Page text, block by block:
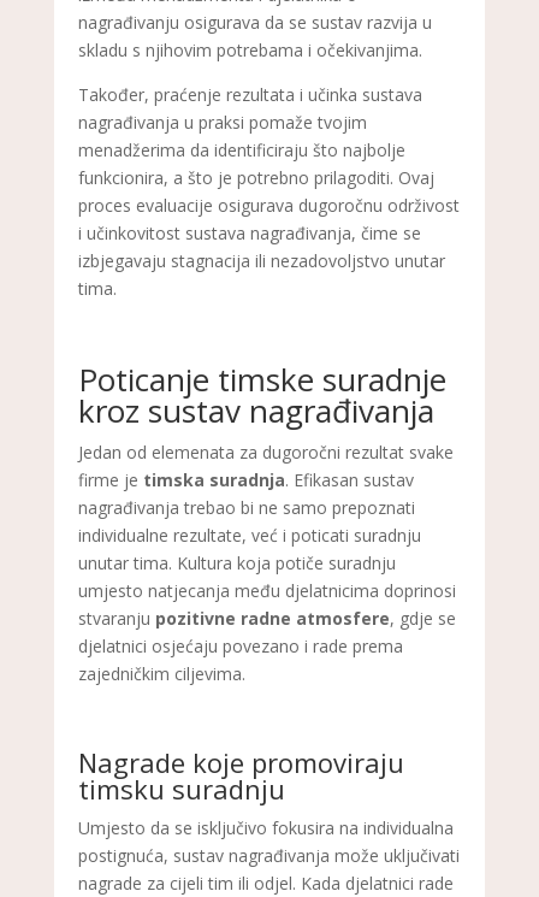
nagrađivanju osigurava da se sustav razvija u
skladu s njihovim potrebama i očekivanjima.
Također, praćenje rezultata i učinka sustava
nagrađivanja u praksi pomaže tvojim
menadžerima da identificiraju što najbolje
funkcionira, a što je potrebno prilagoditi. Ovaj
proces evaluacije osigurava dugoročnu održivost
i učinkovitost sustava nagrađivanja, čime se
izbjegavaju stagnacija ili nezadovoljstvo unutar
tima.
Poticanje timske suradnje
kroz sustav nagrađivanja
Jedan od elemenata za dugoročni rezultat svake
firme je timska suradnja. Efikasan sustav
nagrađivanja trebao bi ne samo prepoznati
individualne rezultate, već i poticati suradnju
unutar tima. Kultura koja potiče suradnju
umjesto natjecanja među djelatnicima doprinosi
stvaranju pozitivne radne atmosfere, gdje se
djelatnici osjećaju povezano i rade prema
zajedničkim ciljevima.
Nagrade koje promoviraju
timsku suradnju
Umjesto da se isključivo fokusira na individualna
postignuća, sustav nagrađivanja može uključivati
nagrade za cijeli tim ili odjel. Kada djelatnici rade